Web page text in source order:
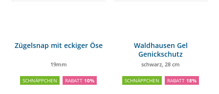
Zügelsnap mit eckiger Öse
19mm
SCHNÄPPCHEN RABATT 10%
Waldhausen Gel
Genickschutz
schwarz, 28 cm
SCHNÄPPCHEN RABATT 18%